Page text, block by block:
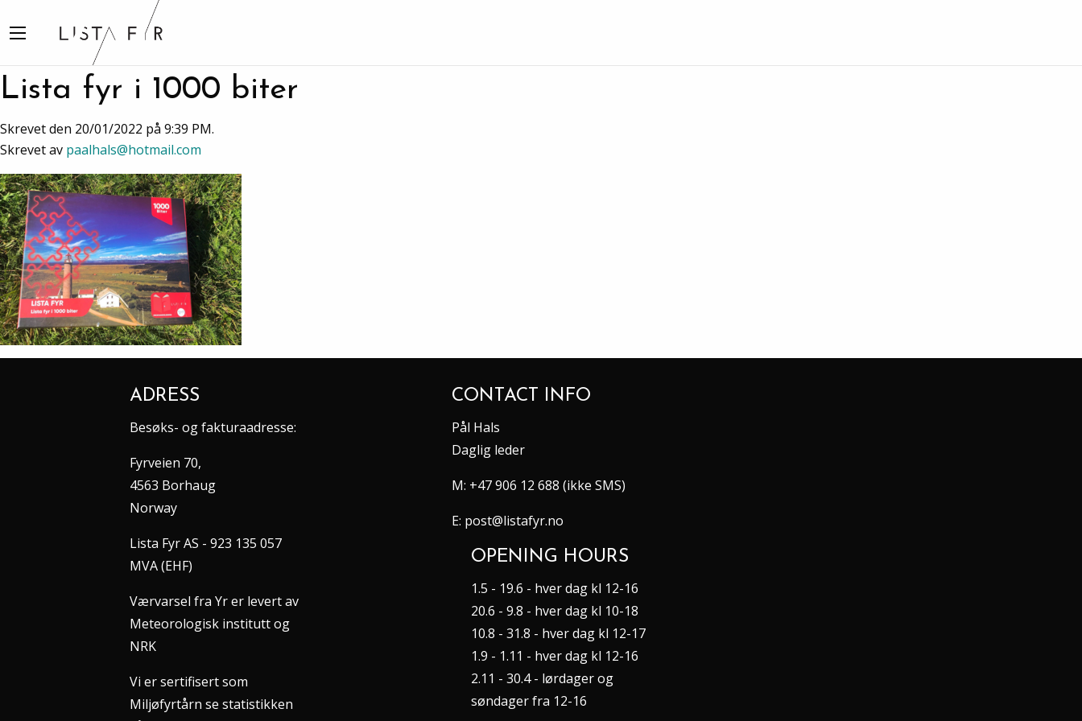
Lista fyr i 1000 biter
Skrevet den 20/01/2022 på 9:39 PM.
Skrevet av paalhals@hotmail.com
ADRESS
Besøks- og fakturaadresse:
Fyrveien 70,
4563 Borhaug
Norway
Lista Fyr AS - 923 135 057
MVA (EHF)
Værvarsel fra Yr er levert av
Meteorologisk institutt og
NRK
Vi er sertifisert som
Miljøfyrtårn se statistikken
CONTACT INFO
Pål Hals
Daglig leder
M: +47 906 12 688 (ikke SMS)
E: post@listafyr.no
OPENING HOURS
1.5 - 19.6 - hver dag kl 12-16
20.6 - 9.8 - hver dag kl 10-18
10.8 - 31.8 - hver dag kl 12-17
1.9 - 1.11 - hver dag kl 12-16
2.11 - 30.4 - lørdager og
søndager fra 12-16